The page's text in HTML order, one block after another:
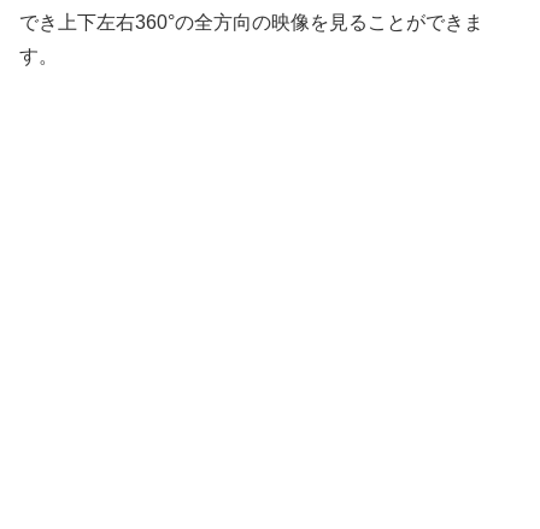
でき上下左右360°の全方向の映像を見ることができま
す。